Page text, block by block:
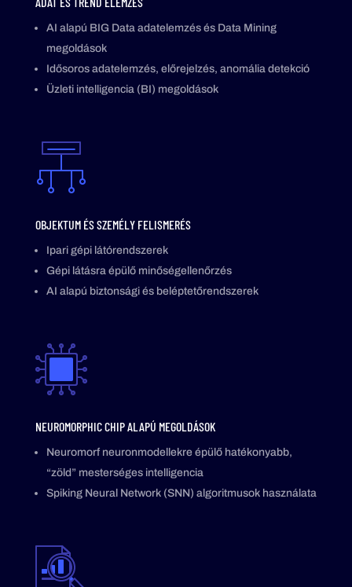
AI alapú BIG Data adatelemzés és Data Mining
megoldások
Idősoros adatelemzés, előrejelzés, anomália detekció
Üzleti intelligencia (BI) megoldások
OBJEKTUM ÉS SZEMÉLY FELISMERÉS
Ipari gépi látórendszerek
Gépi látásra épülő minőségellenőrzés
AI alapú biztonsági és beléptetőrendszerek
NEUROMORPHIC CHIP ALAPÚ MEGOLDÁSOK
Neuromorf neuronmodellekre épülő hatékonyabb,
“zöld” mesterséges intelligencia
Spiking Neural Network (SNN) algoritmusok használata